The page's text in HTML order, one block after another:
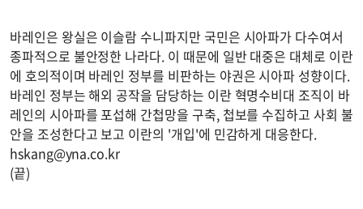
바레인은 왕실은 이슬람 수니파지만 국민은 시아파가 다수여서
종파적으로 불안정한 나라다. 이 때문에 일반 대중은 대체로 이란
에 호의적이며 바레인 정부를 비판하는 야권은 시아파 성향이다.
바레인 정부는 해외 공작을 담당하는 이란 혁명수비대 조직이 바
레인의 시아파를 포섭해 간첩망을 구축, 첩보를 수집하고 사회 불
안을 조성한다고 보고 이란의 '개입'에 민감하게 대응한다.
hskang@yna.co.kr
(끝)